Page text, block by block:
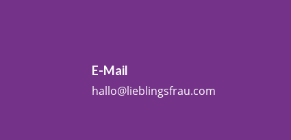
E-Mail
hallo@lieblingsfrau.com